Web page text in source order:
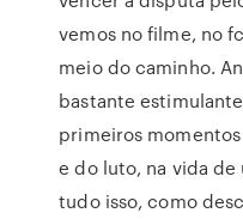
vemos no filme, no
meio do caminho.
bastante
primeiros
e do luto, na vida
tudo isso, como